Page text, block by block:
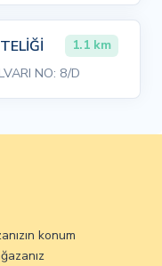
1.1 km
NO: 8/D
konum